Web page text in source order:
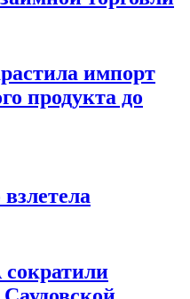
импорт
продукта до